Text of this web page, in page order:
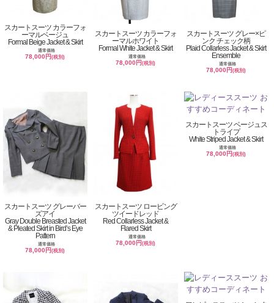
スカートスーツ カラーフォ
ーマルベージュ
Formal Beige Jacket & Skirt
通常価格
78,000円(税別)
スカートスーツ カラーフォ
ーマルホワイト
Formal White Jacket & Skirt
通常価格
78,000円(税別)
スカートスーツ グレー×ピ
ンク チェック柄
Plaid Collarless Jacket & Skirt
Ensemble
通常価格
78,000円(税別)
スカートスーツ グレーバー
ズアイ
Gray Double Breasted Jacket
& Pleated Skirt in Bird’s Eye
Pattern
通常価格
78,000円(税別)
スカートスーツ ロービング
ツイードレッド
Red Collarless Jacket &
Flared Skirt
通常価格
78,000円(税別)
スカートスーツ ベージュス
トライプ
White Striped Jacket & Skirt
通常価格
78,000円(税別)